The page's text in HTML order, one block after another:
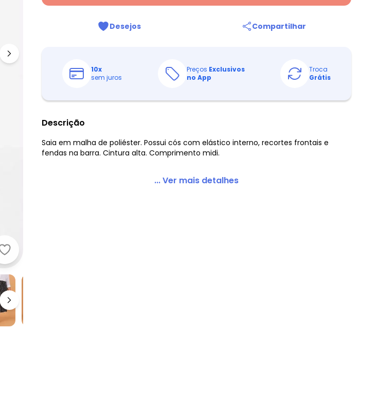
bonprix - Saia com Fendas Midi Poá Preto
Desejos Compartilhar
10x
sem juros
Preços Exclusivos
no App
Troca
Grátis
Descrição
Saia em malha de poliéster. Possui cós com elástico interno, recortes frontais e
fendas na barra. Cintura alta. Comprimento midi.
... Ver mais detalhes